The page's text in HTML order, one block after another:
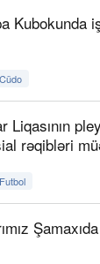
Kubokunda
Cüdo
Liqasının
rəqibləri
Futbol